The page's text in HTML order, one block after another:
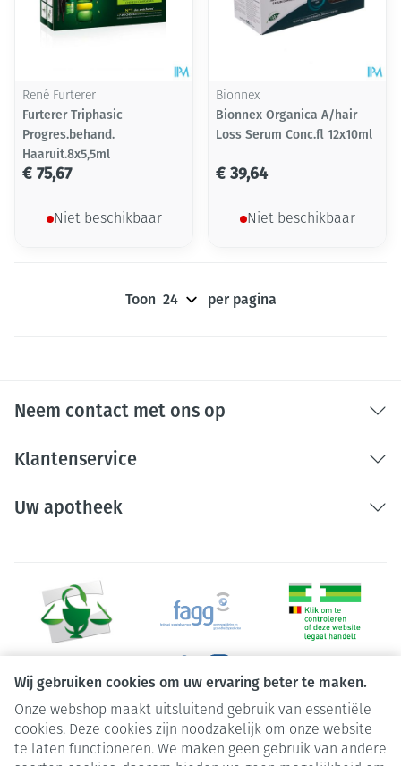
Wij gebruiken cookies om uw ervaring beter te maken.
Onze webshop maakt uitsluitend gebruik van essentiële
cookies. Deze cookies zijn noodzakelijk om onze website
te laten functioneren. We maken geen gebruik van andere
René Furterer
Furterer Triphasic
Progres.behand.
Haaruit.8x5,5ml
€ 75,67
Niet beschikbaar
Bionnex
Bionnex Organica A/hair
Loss Serum Conc.fl 12x10ml
€ 39,64
Niet beschikbaar
Toon per pagina
Neem contact met ons op
Klantenservice
Uw apotheek
Juridische links